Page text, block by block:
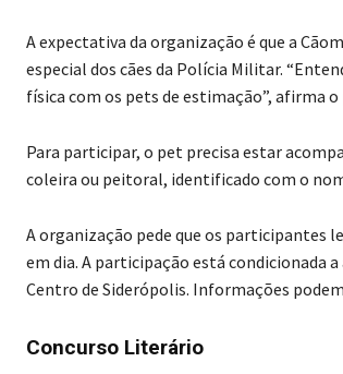
A expectativa da organização é que a
especial dos cães da Polícia Militar.
física com os pets de estimação”, afirma
Para participar, o pet precisa estar
coleira ou peitoral, identificado com o
A organização pede que os participantes
em dia. A participação está condicionada
Centro de Siderópolis. Informações
Concurso Literário